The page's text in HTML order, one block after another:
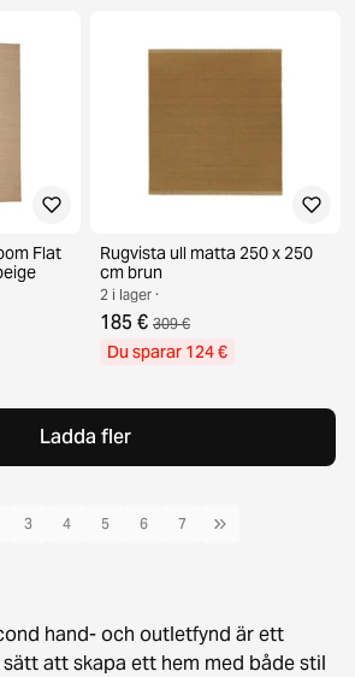
Flat
Rugvista ull matta 250 x 250
cm brun
2 i lager ·
185 € 309 €
Du sparar 124 €
Ladda fler
3 4 5 6 7
hand- och outletfynd är ett
att skapa ett hem med både stil